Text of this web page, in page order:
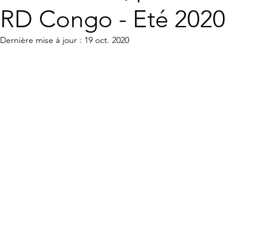
RD Congo - Eté 2020
Dernière mise à jour : 19 oct. 2020